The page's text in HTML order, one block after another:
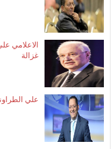
الاعلامي
غزالة
علي